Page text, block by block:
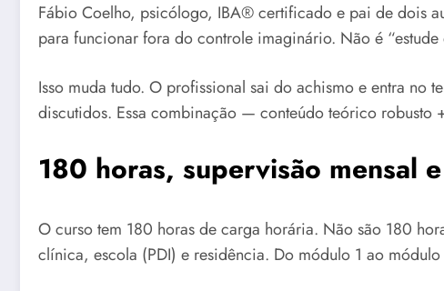
Fábio Coelho, psicólogo, IBA® certificado e pai de dois
para funcionar fora do controle imaginário. Não é
Isso muda tudo. O profissional sai do achismo e entra no
discutidos. Essa combinação — conteúdo teórico
180 horas, supervisão mensal
O curso tem 180 horas de carga horária. Não são 180
clínica, escola (PDI) e residência. Do módulo 1 ao